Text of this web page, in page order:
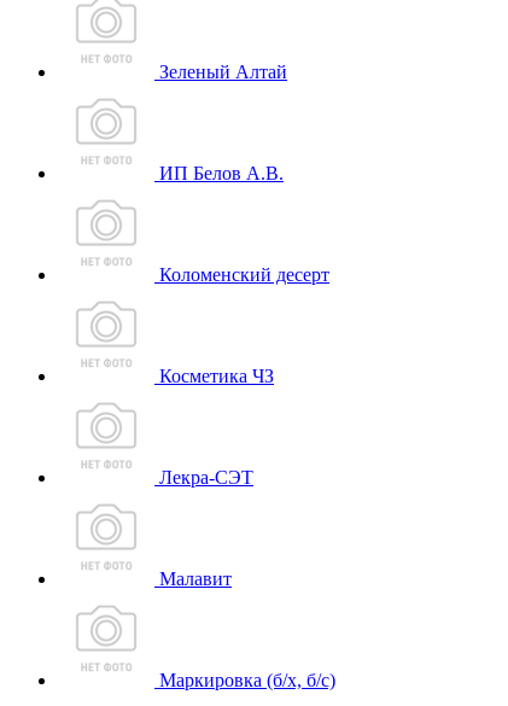
Зеленый Алтай
ИП Белов А.В.
Коломенский десерт
Косметика ЧЗ
Лекра-СЭТ
Малавит
Маркировка (б/х, б/с)